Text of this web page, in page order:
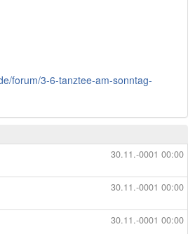
forum/3-6-tanztee-am-sonntag-
30.11.-0001 00:00
30.11.-0001 00:00
30.11.-0001 00:00